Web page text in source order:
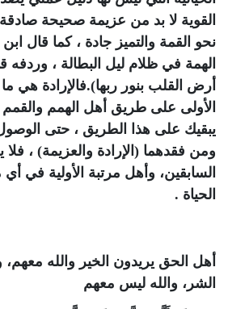
القوية لا بد من عزيمة صحيحة
نحو القمة والتميز جادة ، كما قال
الهمة في ظلام ليل البطالة ،
أرض القلب بنور ربها).فالإرادة هي
الأولى على طريق أهل الهمم والقمم
يبقيك على هذا الطريق ، حتى الوصول
ومن فقدهما (الإرادة والعزيمة) ،
السابقين، وأهل مرتبة الأولية في
الحياة .
أهل الحق يريدون الخير والله
الشر، والله ليس معهم